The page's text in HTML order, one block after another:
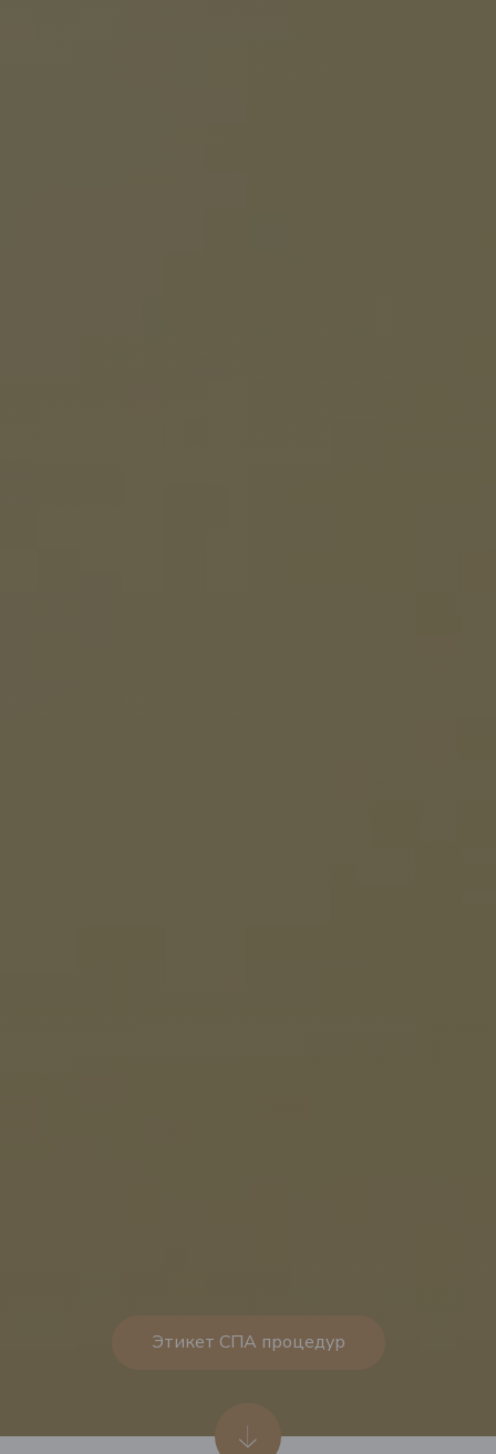
Этикет СПА процедур